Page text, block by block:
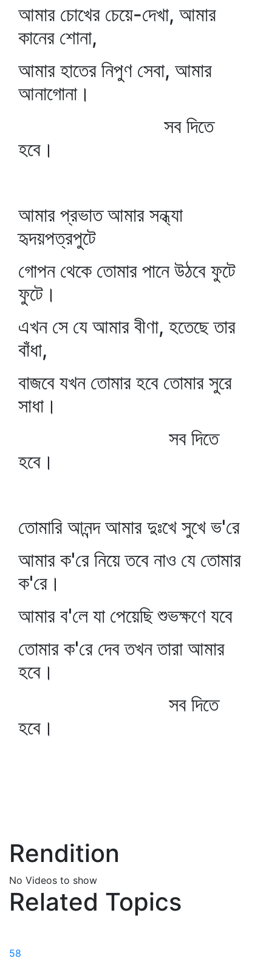
আমার চোখের চেয়ে-দেখা, আমার
কানের শোনা,
আমার হাতের নিপুণ সেবা, আমার
আনাগোনা।
সব দিতে
হবে।
আমার প্রভাত আমার সন্ধ্যা
হৃদয়পত্রপুটে
গোপন থেকে তোমার পানে উঠবে ফুটে
ফুটে।
এখন সে যে আমার বীণা, হতেছে তার
বাঁধা,
বাজবে যখন তোমার হবে তোমার সুরে
সাধা।
সব দিতে
হবে।
তোমারি আনন্দ আমার দুঃখে সুখে ভ'রে
আমার ক'রে নিয়ে তবে নাও যে তোমার
ক'রে।
আমার ব'লে যা পেয়েছি শুভক্ষণে যবে
তোমার ক'রে দেব তখন তারা আমার
হবে।
সব দিতে
হবে।
Rendition
No Videos to show
Related Topics
58